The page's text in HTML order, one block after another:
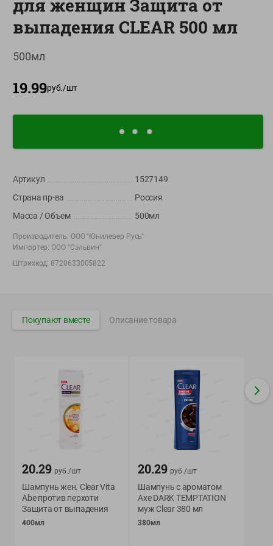
О сервисе
Настройки файлов cookie
Мой Green
Приложение Green c
доставкой и бонусной картой
+375 44 560-60-61
Время работы Call-центра: Пн.- Пт. с 09.00 до 17.00, СБ, ВС -
выходной
shop@green-market.by
Пишите нам свои вопросы, предложения и комментарии
Юридическая информация и условия пользовательского
Номер уполномоченных рассматривать обращения покупателей в
соответствии с законодательством об обращениях граждан и
юридических лиц: Отдел торговли и услуг Администрации
Фрунзенского района г. Минска + 375 17 272 73 84 .
продавцом рассматривать обращения покупателей о нарушении их
прав, предусмотренных законодательством о защите прав
для женщин Защита от
выпадения CLEAR 500 мл
500мл
19.99руб./шт
Артикул
1527149
Страна пр-ва
Россия
Масса / Объем
500мл
Производитель: ООО "Юнилевер Русь"
Импортер: ООО "Сэльвин"
Штрихкод: 8720633005822
Покупают вместе Описание товара
20.29 руб./шт
Шампунь жен. Clear Vita
Abe против перхоти
Защита от выпадения
400мл
20.29 руб./шт
Шампунь с ароматом
Axe DARK TEMPTATION
муж Clear 380 мл
380мл